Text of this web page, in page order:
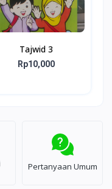
Tajwid 3
Rp10,000
Pertanyaan Umum